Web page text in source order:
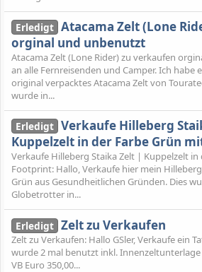
Erledigt Atacama Zelt (Lone
orginal und unbenutzt
Atacama Zelt (Lone Rider) zu verkaufen
an alle Fernreisenden und Camper. Ich habe
original verpacktes Atacama Zelt von
wurde in...
Erledigt Verkaufe Hilleberg
Kuppelzelt in der Farbe Grün
Verkaufe Hilleberg Staika Zelt | Kuppelzelt
Footprint: Hallo, Verkaufe hier mein
Grün aus Gesundheitlichen Gründen. Dies
Globetrotter in...
Erledigt Zelt zu Verkaufen
Zelt zu Verkaufen: Hallo GSler, Verkaufe ein
wurde 2 mal benutzt inkl.
VB Euro 350,00...